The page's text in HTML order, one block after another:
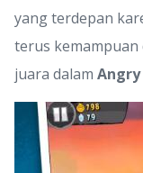
yang terdepan
terus
juara dalam Angry